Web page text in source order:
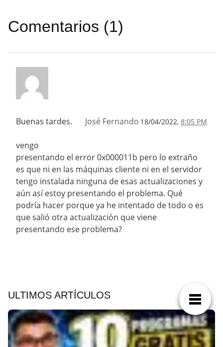
Comentarios (1)
José Fernando 18/04/2022, 8:05 PM
Buenas tardes.
vengo
presentando el error 0x000011b pero lo extraño
es que ni en las máquinas cliente ni en el servidor
tengo instalada ninguna de esas actualizaciones y
aún así estoy presentando el problema. Qué
podría hacer porque ya he intentado de todo o es
que salió otra actualización que viene
presentando ese problema?
ULTIMOS ARTÍCULOS